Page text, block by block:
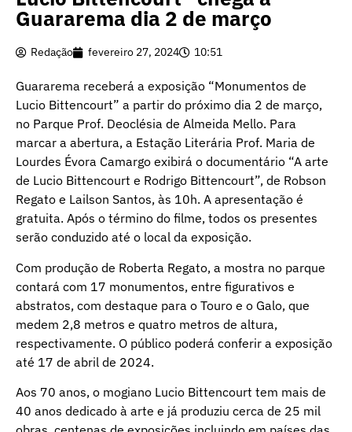
Guararema dia 2 de março
Redação fevereiro 27, 2024 10:51
Guararema receberá a exposição “Monumentos de
Lucio Bittencourt” a partir do próximo dia 2 de março,
no Parque Prof. Deoclésia de Almeida Mello. Para
marcar a abertura, a Estação Literária Prof. Maria de
Lourdes Évora Camargo exibirá o documentário “A arte
de Lucio Bittencourt e Rodrigo Bittencourt”, de Robson
Regato e Lailson Santos, às 10h. A apresentação é
gratuita. Após o término do filme, todos os presentes
serão conduzido até o local da exposição.
Com produção de Roberta Regato, a mostra no parque
contará com 17 monumentos, entre figurativos e
abstratos, com destaque para o Touro e o Galo, que
medem 2,8 metros e quatro metros de altura,
respectivamente. O público poderá conferir a exposição
até 17 de abril de 2024.
Aos 70 anos, o mogiano Lucio Bittencourt tem mais de
40 anos dedicado à arte e já produziu cerca de 25 mil